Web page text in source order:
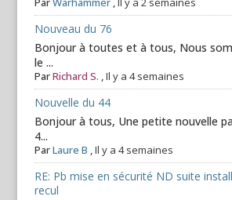
Nouveau du 76
Bonjour à toutes et à tous, Nous
le ...
ParRichard S. Il y a 4 semaines
Nouvelle du 44
Bonjour à tous, Une petite nouvelle
4...
ParLaure B Il y a 4 semaines
RE: Pb mise en sécurité ND suite
recul